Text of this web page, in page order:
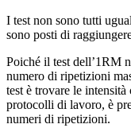
I test non sono tutti
sono posti di
Poiché il test dell’1RM
numero di ripetizioni
test è trovare le
protocolli di lavoro, è
numeri di ripetizioni.